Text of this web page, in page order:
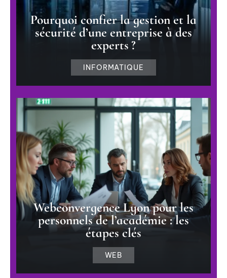
Pourquoi confier la gestion et la
sécurité d’une entreprise à des
experts ?
INFORMATIQUE
Webconvergence Lyon pour les
personnels de l’académie : les
étapes clés
WEB